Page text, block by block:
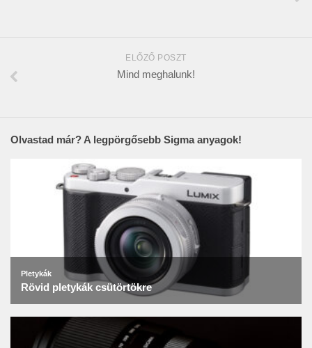
ELŐZŐ POSZT
Mind meghalunk!
Olvastad már? A legpörgősebb Sigma anyagok!